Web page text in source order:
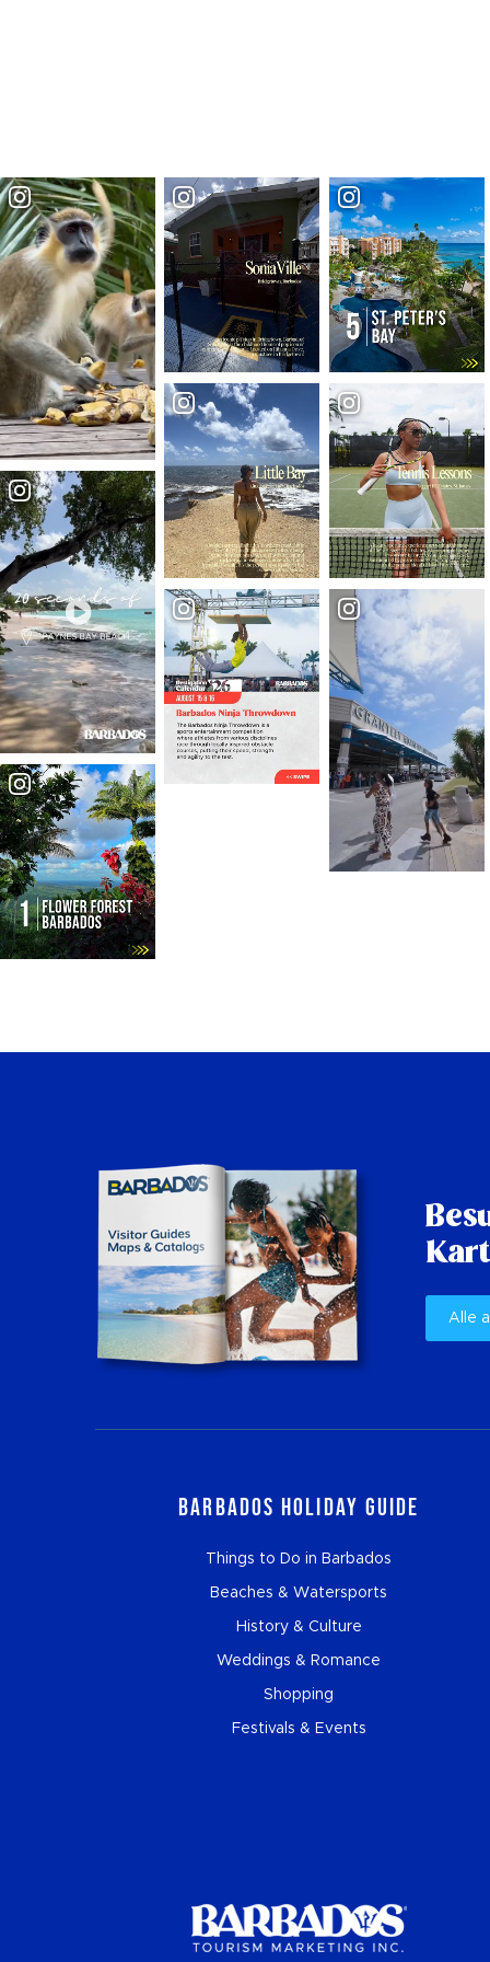
Alle
Barbados Holiday Guide
Things to Do in Barbados
Beaches & Watersports
History & Culture
Weddings & Romance
Shopping
Festivals & Events